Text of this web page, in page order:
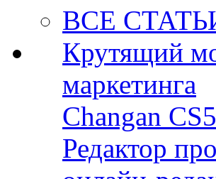
ВСЕ
Крутящий
маркетинга
Changan
Редактор